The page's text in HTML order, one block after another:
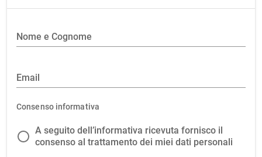
Nome e Cognome
Email
Consenso informativa
A seguito dell’informativa ricevuta fornisco il
consenso al trattamento dei miei dati personali